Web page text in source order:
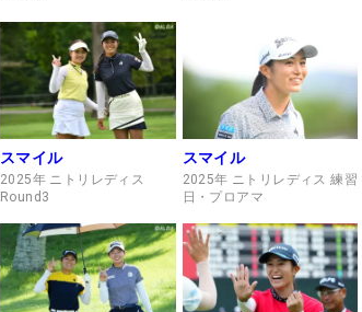
スマイル
2025年 ニトリレディス
Round3
スマイル
2025年 ニトリレディス 練習
日・プロアマ